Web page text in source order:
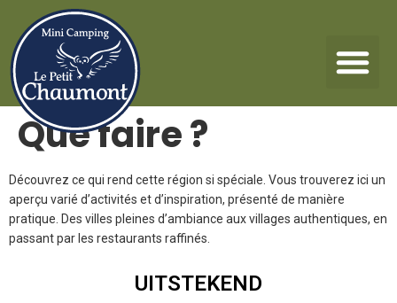
Que faire ?
Découvrez ce qui rend cette région si spéciale. Vous trouverez ici un
aperçu varié d’activités et d’inspiration, présenté de manière
pratique. Des villes pleines d’ambiance aux villages authentiques, en
passant par les restaurants raffinés.
UITSTEKEND